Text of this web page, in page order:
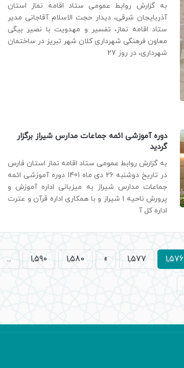
به گزارش روابط عمومی ستاد اقامه نماز استان
آذربایجان شرقی، دیدار حجت الاسلام آقاجانی مدیر
ستاد اقامه نماز، تفسیر و مهدویت با نصیر بیگی
معاون فرهنگی شهرداری کلان شهر تبریز در ساختمان
شهرداری، در روز 27
دوره آموزشی ائمه جماعات مدارس شیراز برگزار
گردید
به گزارش روابط عمومی ستاد اقامه نماز استان فارس
در تاریخ دوشنبه 26 دی ماه 1401 دوره آموزشی ائمه
جماعات مدارس شیراز به میزبانی اداره آموزش و
پرورش ناحیه 1 شیراز و با همکاری اداره قرآن و عترت
اداره کل آ
1,576
1,577
»
1,580
1,590
...